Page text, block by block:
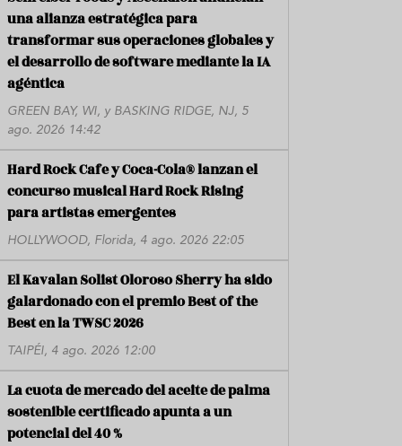
una alianza estratégica para
transformar sus operaciones globales y
el desarrollo de software mediante la IA
agéntica
GREEN BAY, WI, y BASKING RIDGE, NJ, 5
ago. 2026 14:42
Hard Rock Cafe y Coca-Cola® lanzan el
concurso musical Hard Rock Rising
para artistas emergentes
HOLLYWOOD, Florida, 4 ago. 2026 22:05
El Kavalan Solist Oloroso Sherry ha sido
galardonado con el premio Best of the
Best en la TWSC 2026
TAIPÉI, 4 ago. 2026 12:00
La cuota de mercado del aceite de palma
sostenible certificado apunta a un
potencial del 40 %